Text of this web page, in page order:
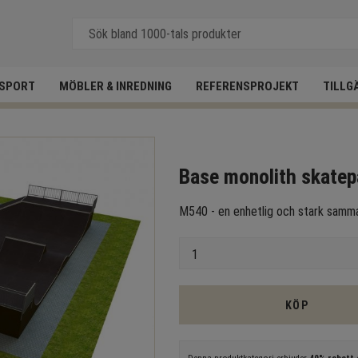
SPORT MÖBLER & INREDNING REFERENSPROJEKT
Base monolith
M540 - en enhetlig och stark
KÖP